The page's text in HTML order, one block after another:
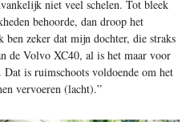
niet veel schelen. Tot bleek
behoorde, dan droop het
ben zeker dat mijn dochter, die straks
de Volvo XC40, al is het maar voor
is ruimschoots voldoende om het
vervoeren (lacht).”